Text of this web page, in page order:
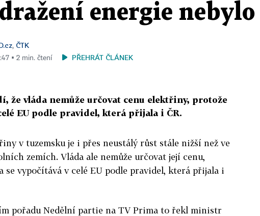
energie nebylo
, ČTK
▪ 2 min. čtení PŘEHRÁT ČLÁNEK
že vláda nemůže určovat cenu elektřiny, protože
EU podle pravidel, která přijala i ČR.
v tuzemsku je i přes neustálý růst stále nižší než ve
zemích. Vláda ale nemůže určovat její cenu,
se vypočítává v celé EU podle pravidel, která přijala i
pořadu Nedělní partie na TV Prima to řekl ministr